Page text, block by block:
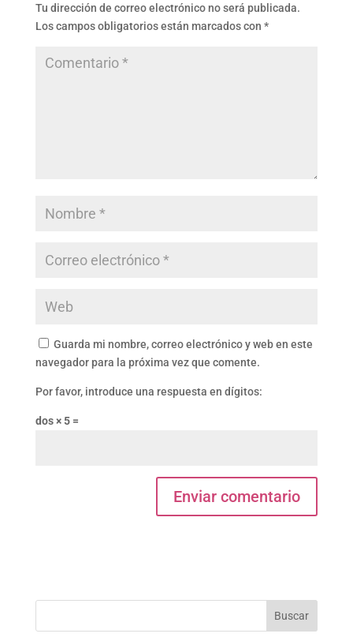
Tu dirección de correo electrónico no será publicada.
Los campos obligatorios están marcados con *
Guarda mi nombre, correo electrónico y web en este
navegador para la próxima vez que comente.
Por favor, introduce una respuesta en dígitos:
dos × 5 =